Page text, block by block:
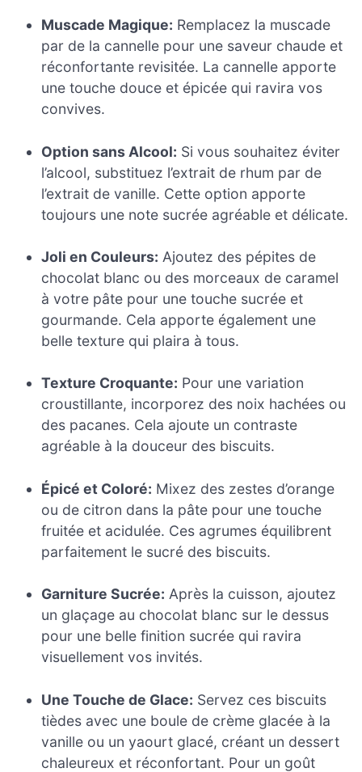
Muscade Magique: Remplacez la muscade
par de la cannelle pour une saveur chaude et
réconfortante revisitée. La cannelle apporte
une touche douce et épicée qui ravira vos
convives.
Option sans Alcool: Si vous souhaitez éviter
l’alcool, substituez l’extrait de rhum par de
l’extrait de vanille. Cette option apporte
toujours une note sucrée agréable et délicate.
Joli en Couleurs: Ajoutez des pépites de
chocolat blanc ou des morceaux de caramel
à votre pâte pour une touche sucrée et
gourmande. Cela apporte également une
belle texture qui plaira à tous.
Texture Croquante: Pour une variation
croustillante, incorporez des noix hachées ou
des pacanes. Cela ajoute un contraste
agréable à la douceur des biscuits.
Épicé et Coloré: Mixez des zestes d’orange
ou de citron dans la pâte pour une touche
fruitée et acidulée. Ces agrumes équilibrent
parfaitement le sucré des biscuits.
Garniture Sucrée: Après la cuisson, ajoutez
un glaçage au chocolat blanc sur le dessus
pour une belle finition sucrée qui ravira
visuellement vos invités.
Une Touche de Glace: Servez ces biscuits
tièdes avec une boule de crème glacée à la
vanille ou un yaourt glacé, créant un dessert
chaleureux et réconfortant. Pour un goût